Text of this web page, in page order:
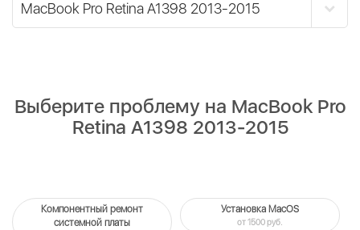
Выберите проблему на MacBook Pro
Retina A1398 2013-2015
Компонентный ремонт
системной платы
Установка MacOS
от 1500 руб.